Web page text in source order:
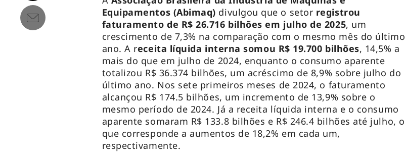
Equipamentos (Abimaq) divulgou que o setor registrou
faturamento de R$ 26.716 bilhões em julho de 2025, um
crescimento de 7,3% na comparação com o mesmo mês do último
ano. A receita líquida interna somou R$ 19.700 bilhões, 14,5% a
mais do que em julho de 2024, enquanto o consumo aparente
totalizou R$ 36.374 bilhões, um acréscimo de 8,9% sobre julho do
último ano. Nos sete primeiros meses de 2024, o faturamento
alcançou R$ 174.5 bilhões, um incremento de 13,9% sobre o
mesmo período de 2024. Já a receita líquida interna e o consumo
aparente somaram R$ 133.8 bilhões e R$ 246.4 bilhões até julho, o
que corresponde a aumentos de 18,2% em cada um,
respectivamente.